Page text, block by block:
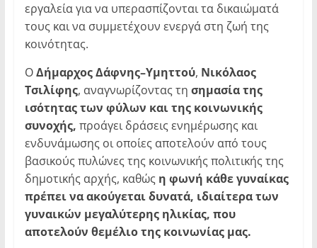
εργαλεία για να υπερασπίζονται τα δικαιώματά
τους και να συμμετέχουν ενεργά στη ζωή της
κοινότητας.
ΟΔήμαρχος Δάφνης–Υμηττού, Νικόλαος
Τσιλίφης, αναγνωρίζοντας τη σημασία της
ισότητας των φύλων και της κοινωνικής
συνοχής, προάγει δράσεις ενημέρωσης και
ενδυνάμωσης οι οποίες αποτελούν από τους
βασικούς πυλώνες της κοινωνικής πολιτικής της
δημοτικής αρχής, καθώς η φωνή κάθε γυναίκας
πρέπει να ακούγεται δυνατά, ιδιαίτερα των
γυναικών μεγαλύτερης ηλικίας, που
αποτελούν θεμέλιο της κοινωνίας μας.